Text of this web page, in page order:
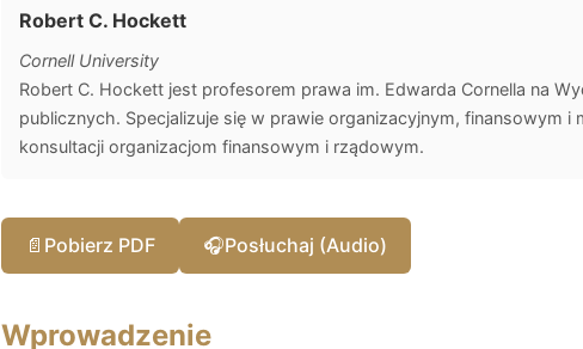
Robert C. Hockett
Cornell University
Robert C. Hockett jest profesorem prawa im. Edwarda Cornella na
publicznych. Specjalizuje się w prawie organizacyjnym, finansowym i
konsultacji organizacjom finansowym i rządowym.
📄 Pobierz PDF 🎧Posłuchaj (Audio)
Wprowadzenie